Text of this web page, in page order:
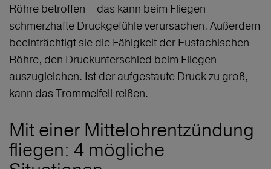
Röhre betroffen – das kann beim Fliegen
schmerzhafte Druckgefühle verursachen. Außerdem
beeinträchtigt sie die Fähigkeit der Eustachischen
Röhre, den Druckunterschied beim Fliegen
auszugleichen. Ist der aufgestaute Druck zu groß,
kann das Trommelfell reißen.
Mit einer Mittelohrentzündung
fliegen: 4 mögliche